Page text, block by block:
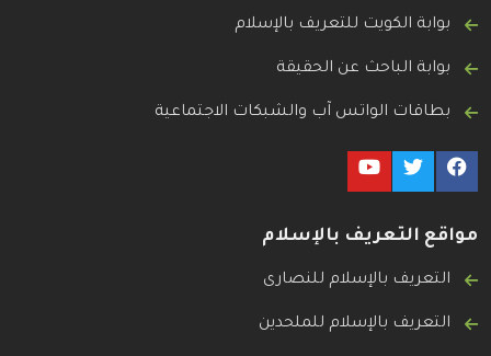
بوابة الكويت للتعريف بالإسلام
بوابة الباحث عن الحقيقة
بطاقات الواتس آب والشبكات الاجتماعية
مواقع التعريف بالإسلام
التعريف بالإسلام للنصارى
التعريف بالإسلام للملحدين